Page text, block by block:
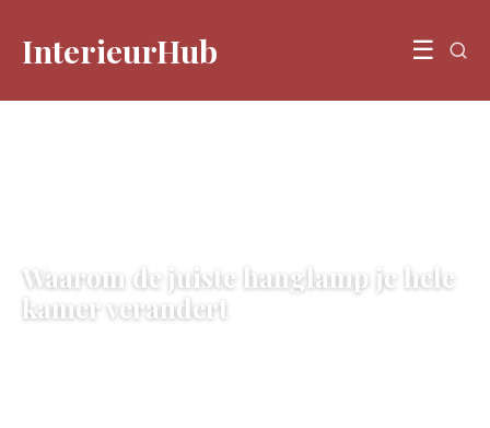
InterieurHub ☰
Waarom de juiste hanglamp je hele
kamer verandert